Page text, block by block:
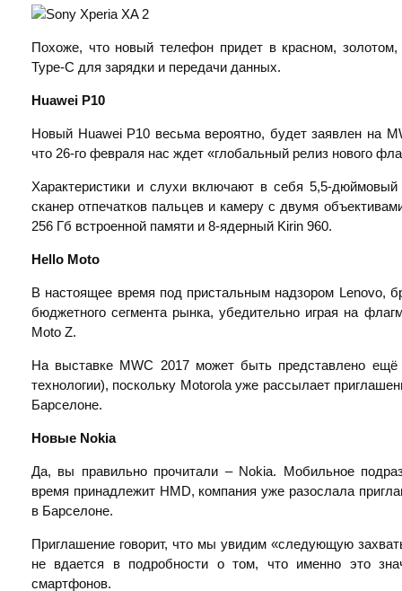
Похоже, что новый телефон придет в красном,
Type-C для зарядки и передачи данных.
Huawei P10
Новый Huawei P10 весьма вероятно, будет заявлен на
что 26-го февраля нас ждет «глобальный релиз нового
Характеристики и слухи включают в себя 5,5-
сканер отпечатков пальцев и камеру с двумя
256 Гб встроенной памяти и 8-ядерный Kirin 960.
Hello Moto
В настоящее время под пристальным надзором Lenovo,
бюджетного сегмента рынка, убедительно играя на
Moto Z.
На выставке MWC 2017 может быть представлено
технологии), поскольку Motorola уже рассылает
Барселоне.
Новые Nokia
Да, вы правильно прочитали – Nokia. Мобильное
время принадлежит HMD, компания уже разослала
в Барселоне.
Приглашение говорит, что мы увидим «следующую
не вдается в подробности о том, что именно это
смартфонов.